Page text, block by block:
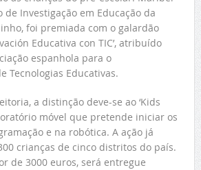
Investigação em Educação da
foi premiada com o galardão
Educativa con TIC’, atribuído
espanhola para o
Tecnologias Educativas.
a distinção deve-se ao ‘Kids
móvel que pretende iniciar os
e na robótica. A ação já
crianças de cinco distritos do país.
de 3000 euros, será entregue